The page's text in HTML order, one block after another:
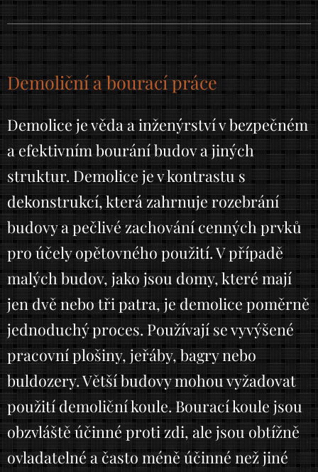
Demoliční a bourací práce
Demolice je věda a inženýrství v bezpečném
a efektivním bourání budov a jiných
struktur. Demolice je v kontrastu s
dekonstrukcí, která zahrnuje rozebrání
budovy a pečlivé zachování cenných prvků
pro účely opětovného použití. V případě
malých budov, jako jsou domy, které mají
jen dvě nebo tři patra, je demolice poměrně
jednoduchý proces. Používají se vyvýšené
pracovní plošiny, jeřáby, bagry nebo
buldozery. Větší budovy mohou vyžadovat
použití demoliční koule. Bourací koule jsou
obzvláště účinné proti zdi, ale jsou obtížně
ovladatelné a často méně účinné než jiné